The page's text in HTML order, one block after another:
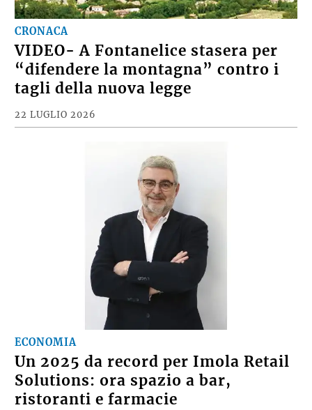
CRONACA
VIDEO- A Fontanelice stasera per
“difendere la montagna” contro i
tagli della nuova legge
22 LUGLIO 2026
ECONOMIA
Un 2025 da record per Imola Retail
Solutions: ora spazio a bar,
ristoranti e farmacie